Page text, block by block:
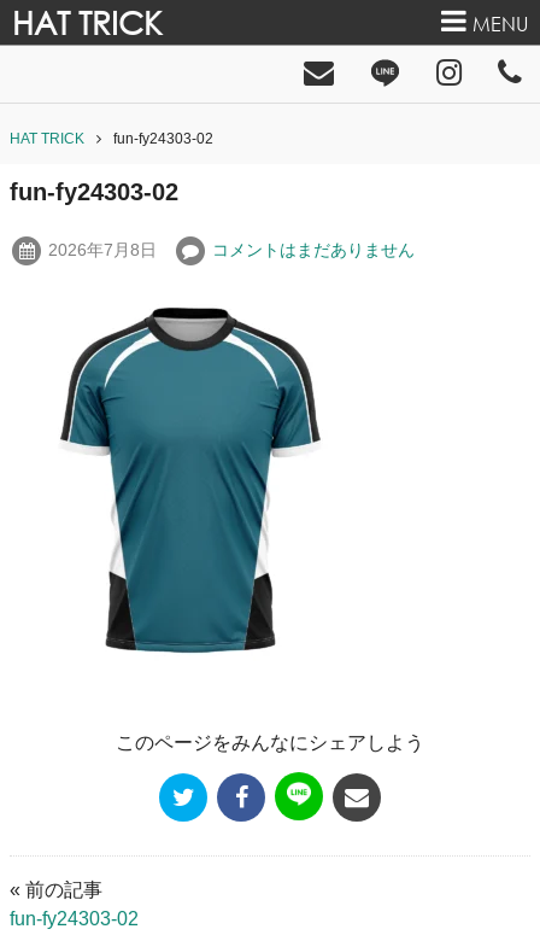
HAT TRICK MENU
HAT TRICK fun-fy24303-02
fun-fy24303-02
2026年7月8日 コメントはまだありません
このページをみんなにシェアしよう
« 前の記事
fun-fy24303-02